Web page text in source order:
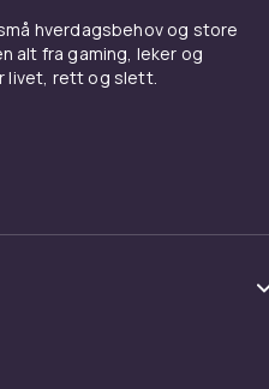
hverdagsbehov og store
alt fra gaming, leker og
livet, rett og slett.